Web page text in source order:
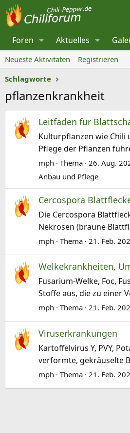
Foren Aktuelles
Neueste Aktivitäten
Registrieren
Schlagworte
pflanzenkrankheit
Leitfaden für
Kulturpflanzen wie Chili
Pflege der Pflanzen
mph Thema 26. Aug.
Anbau und Pflege
Cercospora
Die Cercospora
Nekrosen (braune
mph Thema 21. Feb.
Welkekrankheiten,
Fusarium-Welke, Foc,
Stoffe aus, die zu einer
mph Thema 21. Feb.
Viruserkrankungen
Kartoffelvirus Y, PVY,
verformte, gekräuselte
mph Thema 21. Feb.